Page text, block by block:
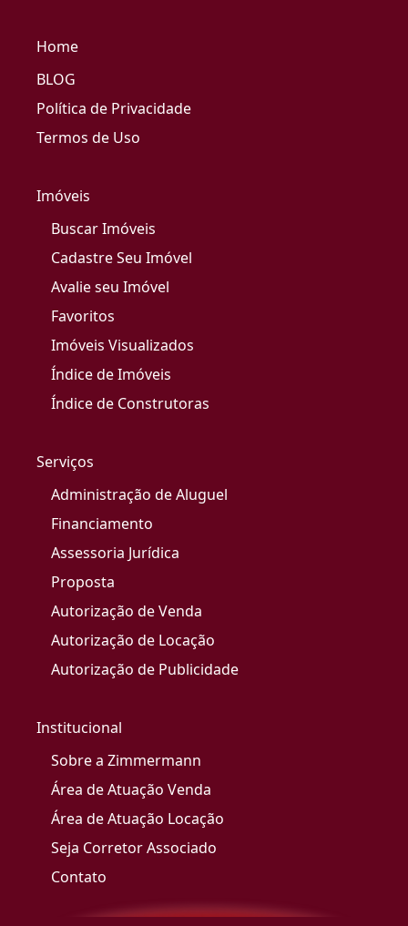
Home
BLOG
Política de Privacidade
Termos de Uso
Imóveis
Buscar Imóveis
Cadastre Seu Imóvel
Avalie seu Imóvel
Favoritos
Imóveis Visualizados
Índice de Imóveis
Índice de Construtoras
Serviços
Administração de Aluguel
Financiamento
Assessoria Jurídica
Proposta
Autorização de Venda
Autorização de Locação
Autorização de Publicidade
Institucional
Sobre a Zimmermann
Área de Atuação Venda
Área de Atuação Locação
Seja Corretor Associado
Contato